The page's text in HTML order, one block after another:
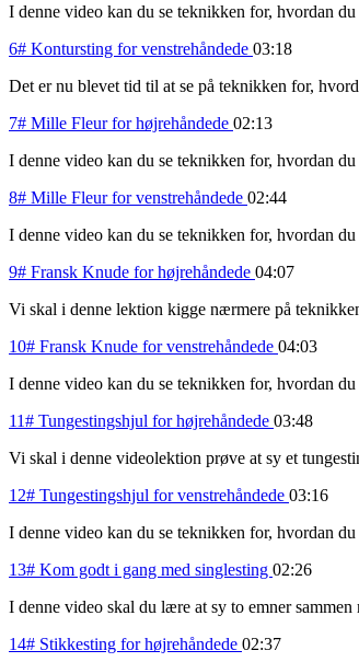
I denne video kan du se teknikken for, hvordan
6# Kontursting for venstrehåndede 03:18
Det er nu blevet tid til at se på teknikken for,
7# Mille Fleur for højrehåndede 02:13
I denne video kan du se teknikken for, hvordan
8# Mille Fleur for venstrehåndede 02:44
I denne video kan du se teknikken for, hvordan
9# Fransk Knude for højrehåndede 04:07
Vi skal i denne lektion kigge nærmere på
10# Fransk Knude for venstrehåndede 04:03
I denne video kan du se teknikken for, hvordan
11# Tungestingshjul for højrehåndede 03:48
Vi skal i denne videolektion prøve at sy et
12# Tungestingshjul for venstrehåndede 03:16
I denne video kan du se teknikken for, hvordan
13# Kom godt i gang med singlesting 02:26
I denne video skal du lære at sy to emner
14# Stikkesting for højrehåndede 02:37